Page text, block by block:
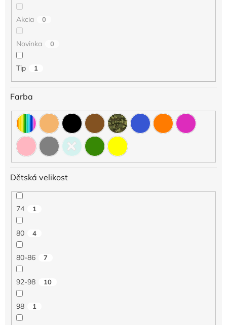
Akcia 0
Novinka 0
Tip 1
Farba
Dětská velikost
74 1
80 4
80-86 7
92-98 10
98 1